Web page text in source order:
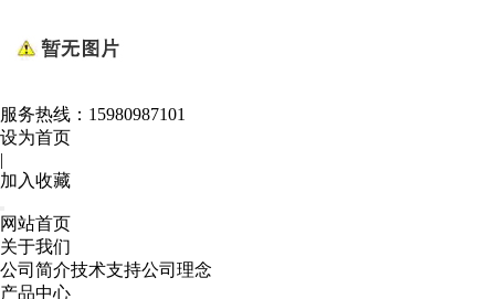
服务热线： 15980987101
设为首页
|
加入收藏
网站首页
关于我们
公司简介技术支持公司理念
产品中心